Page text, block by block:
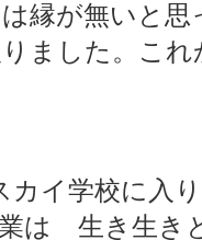
縁が無いと
りました。
カイ学校に入
は 生き生き